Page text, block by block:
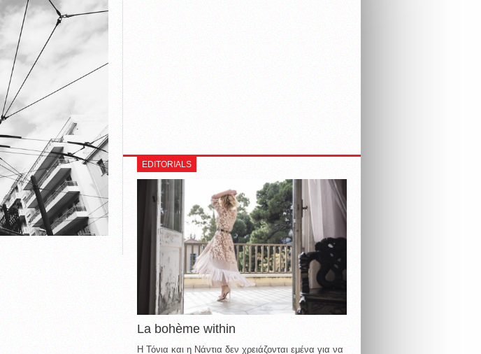
EDITORIALS
La bohème within
Η Τόνια και η Νάντια δεν χρειάζονται εμένα για να